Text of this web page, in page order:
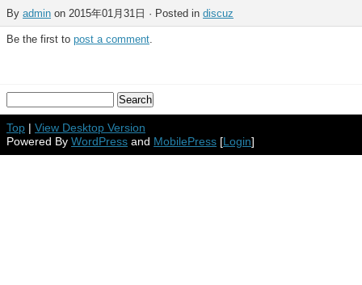
By admin on 2015年01月31日 · Posted in discuz
Be the first to post a comment.
Top | View Desktop Version
Powered By WordPress and MobilePress [Login]